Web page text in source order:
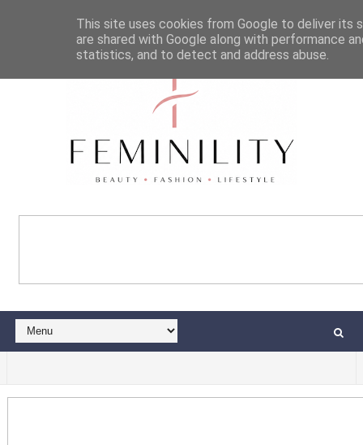
This site uses cookies from Google to deliver its
are shared with Google along with performance
statistics, and to detect and address abuse.